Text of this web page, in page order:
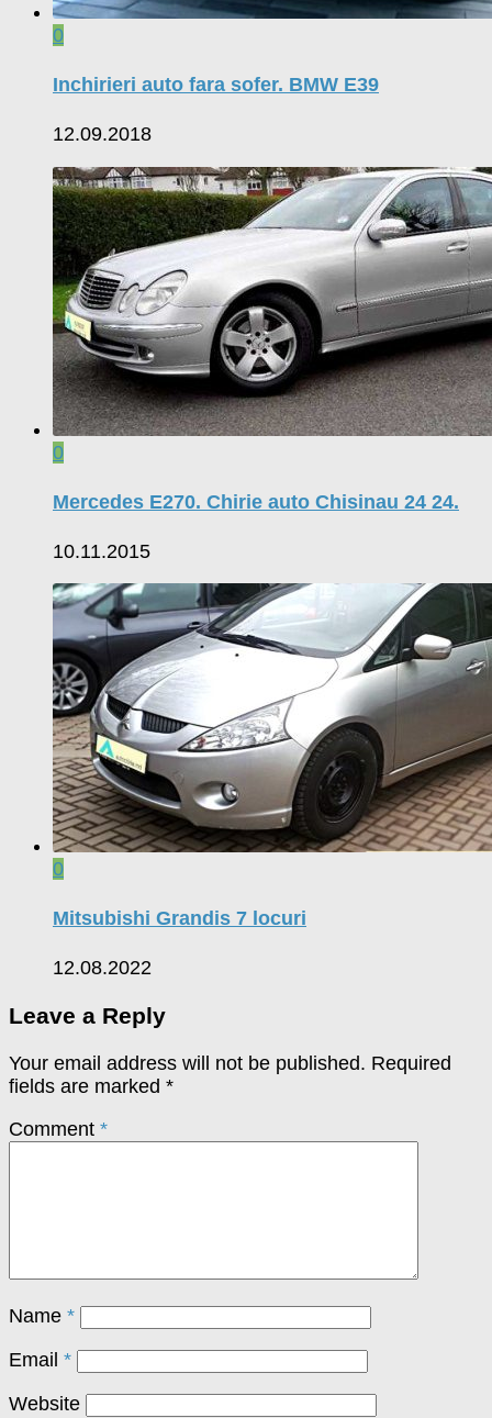
0
Inchirieri auto fara sofer. BMW E39
12.09.2018
0
Mercedes E270. Chirie auto Chisinau 24 24.
10.11.2015
0
Mitsubishi Grandis 7 locuri
12.08.2022
Leave a Reply
Your email address will not be published. Required
fields are marked *
Comment *
Name *
Email *
Website